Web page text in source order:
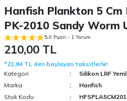
Hanfish Plankton 5 Cm
PK-2010 Sandy Worm
5.0 Puan - 1 Yorum
210,00 TL
*21,84 TL den başlayan taksitlerle!
Kategori
Silikon LRF
Marka
Hanfish
Stok Kodu